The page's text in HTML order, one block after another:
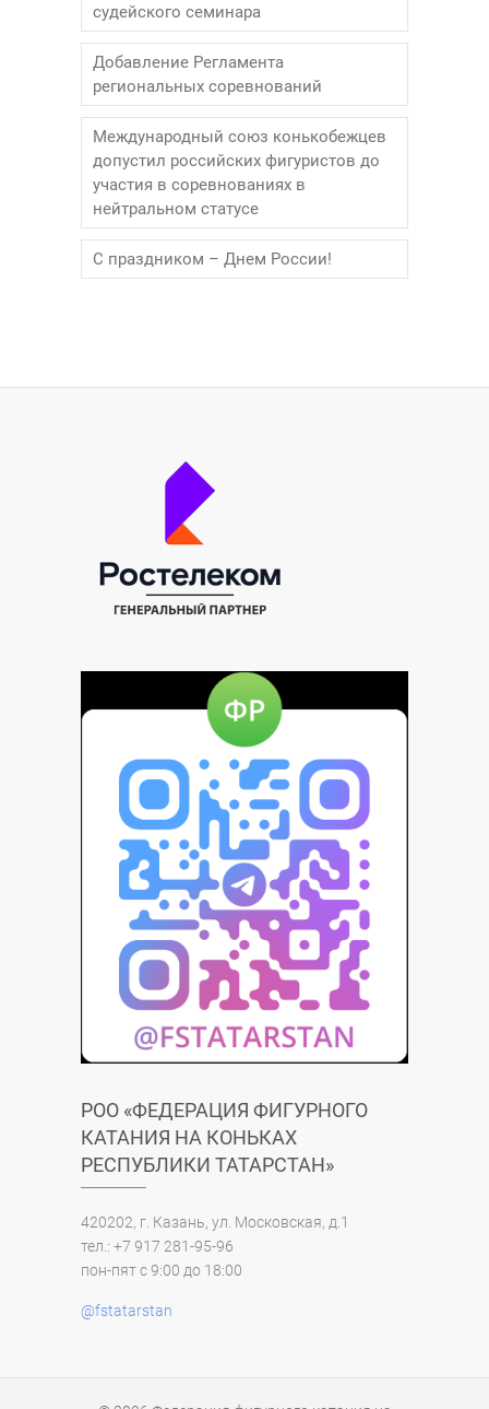
судейского семинара
Добавление Регламента
региональных соревнований
Международный союз конькобежцев
допустил российских фигуристов до
участия в соревнованиях в
нейтральном статусе
С праздником – Днем России!
РОО «ФЕДЕРАЦИЯ ФИГУРНОГО
КАТАНИЯ НА КОНЬКАХ
РЕСПУБЛИКИ ТАТАРСТАН»
420202, г. Казань, ул. Московская, д.1
тел.: +7 917 281-95-96
пон-пят с 9:00 до 18:00
@fstatarstan